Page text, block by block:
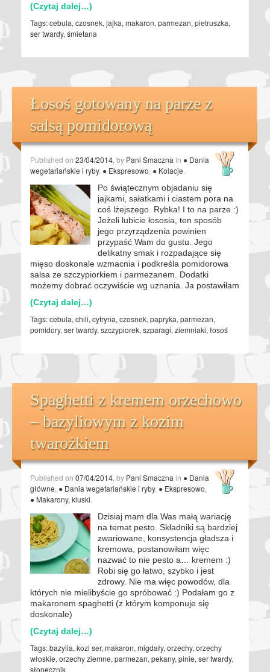
(Czytaj dalej…)
Tags:cebula, czosnek, jajka, makaron, parmezan, pietruszka,
ser twardy, śmietana
Łosoś gotowany na parze z
salsą pomidorową
Published on 23/04/2014 , by Pani Smaczna in ● Dania
wegetariańskie i ryby, ● Ekspresowo ● Kolacje
Po świątecznym objadaniu się
jajkami, sałatkami i ciastem pora na
coś lżejszego. Rybka! I to na parze :)
Jeżeli lubicie łososia, ten sposób
jego przyrządzenia powinien
przypaść Wam do gustu. Jego
delikatny smak i rozpadające się
mięso doskonale wzmacnia i podkreśla pomidorowa
salsa ze szczypiorkiem i parmezanem. Dodatki
możemy dobrać oczywiście wg uznania. Ja postawiłam
(Czytaj dalej…)
Tags:cebula, chili, cytryna, czosnek, papryka, parmezan,
pomidory, ser twardy, szczypiorek, szparagi, ziemniaki, łosoś
Spaghetti z kremem orzechowo
– bazyliowym z kozim
twarożkiem
Published on 07/04/2014 , by Pani Smaczna in ● Dania
główne ● Dania wegetariańskie i ryby, ● Ekspresowo
● Makarony, kluski
Dzisiaj mam dla Was małą wariację
na temat pesto. Składniki są bardziej
zwariowane, konsystencja gładsza i
kremowa, postanowiłam więc
nazwać to nie pesto a… kremem :)
Robi się go łatwo, szybko i jest
zdrowy. Nie ma więc powodów, dla
których nie mielibyście go spróbować :) Podałam go z
makaronem spaghetti (z którym komponuje się
doskonale)
(Czytaj dalej…)
Tags:bazylia, kozi ser, makaron, migdały, orzechy, orzechy
włoskie, orzechy ziemne, parmezan, pekany, pinie, ser twardy,
słonecznik